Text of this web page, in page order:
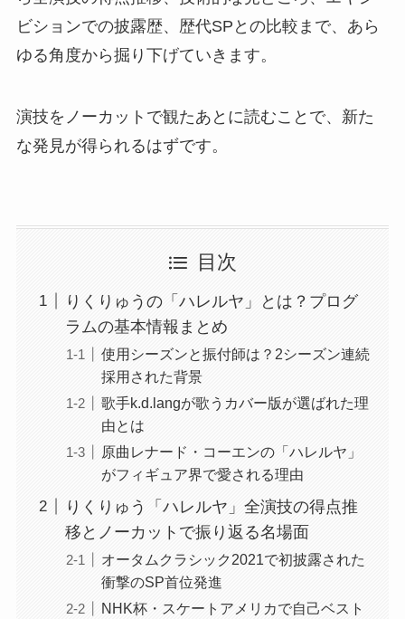
ビションでの披露歴、歴代SPとの比較まで、あら
ゆる角度から掘り下げていきます。
演技をノーカットで観たあとに読むことで、新た
な発見が得られるはずです。
目次
りくりゅうの「ハレルヤ」とは？プログ
ラムの基本情報まとめ
使用シーズンと振付師は？2シーズン連続
採用された背景
歌手k.d.langが歌うカバー版が選ばれた理
由とは
原曲レナード・コーエンの「ハレルヤ」
がフィギュア界で愛される理由
りくりゅう「ハレルヤ」全演技の得点推
移とノーカットで振り返る名場面
オータムクラシック2021で初披露された
衝撃のSP首位発進
NHK杯・スケートアメリカで自己ベスト